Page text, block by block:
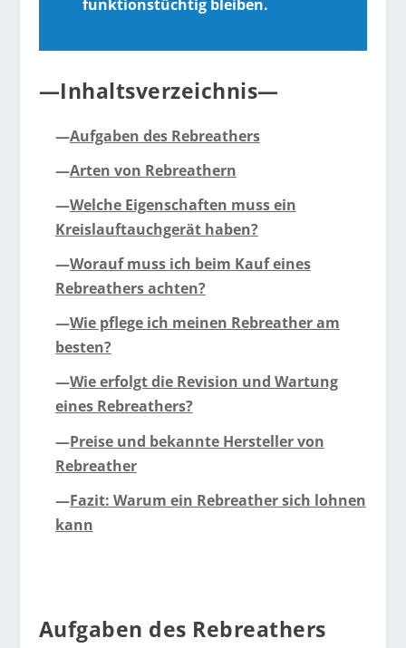
funktionstüchtig bleiben.
—Inhaltsverzeichnis—
—Aufgaben des Rebreathers
—Arten von Rebreathern
—Welche Eigenschaften muss ein
Kreislauftauchgerät haben?
—Worauf muss ich beim Kauf eines
Rebreathers achten?
—Wie pflege ich meinen Rebreather am
besten?
—Wie erfolgt die Revision und Wartung
eines Rebreathers?
—Preise und bekannte Hersteller von
Rebreather
—Fazit: Warum ein Rebreather sich lohnen
kann
Aufgaben des Rebreathers